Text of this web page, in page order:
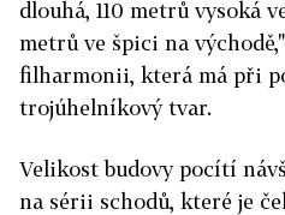
dlouhá, 110 metrů vysoká
metrů ve špici na
filharmonii, která má při
trojúhelníkový tvar.
Velikost budovy pocítí
na sérii schodů, které je